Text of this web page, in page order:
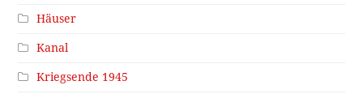
Häuser
Kanal
Kriegsende 1945